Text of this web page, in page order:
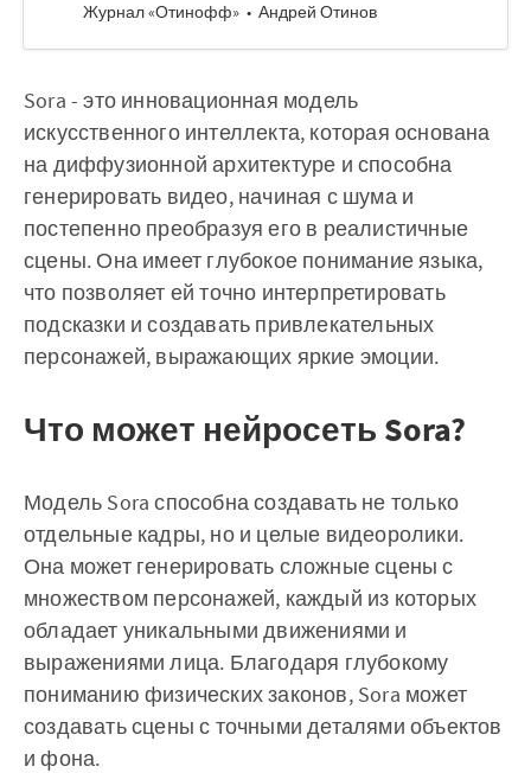
Журнал «Отинофф»
Андрей Отинов
Sora - это инновационная модель
искусственного интеллекта, которая основана
на диффузионной архитектуре и способна
генерировать видео, начиная с шума и
постепенно преобразуя его в реалистичные
сцены. Она имеет глубокое понимание языка,
что позволяет ей точно интерпретировать
подсказки и создавать привлекательных
персонажей, выражающих яркие эмоции.
Что может нейросеть Sora?
Модель Sora способна создавать не только
отдельные кадры, но и целые видеоролики.
Она может генерировать сложные сцены с
множеством персонажей, каждый из которых
обладает уникальными движениями и
выражениями лица. Благодаря глубокому
пониманию физических законов, Sora может
создавать сцены с точными деталями объектов
и фона.